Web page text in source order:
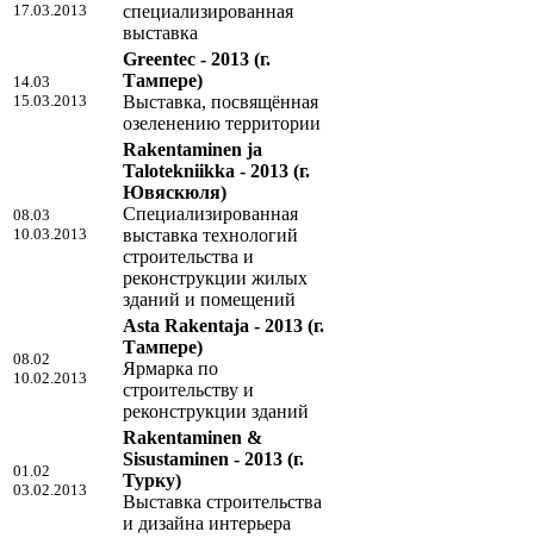
17.03.2013
специализированная
выставка
14.03
15.03.2013
Greentec - 2013 (г.
Тампере)
Выставка, посвящённая
озеленению территории
08.03
10.03.2013
Rakentaminen ja
Talotekniikka - 2013 (г.
Ювяскюля)
Специализированная
выставка технологий
строительства и
реконструкции жилых
зданий и помещений
08.02
10.02.2013
Asta Rakentaja - 2013 (г.
Тампере)
Ярмарка по
строительству и
реконструкции зданий
01.02
03.02.2013
Rakentaminen &
Sisustaminen - 2013 (г.
Турку)
Выставка строительства
и дизайна интерьера